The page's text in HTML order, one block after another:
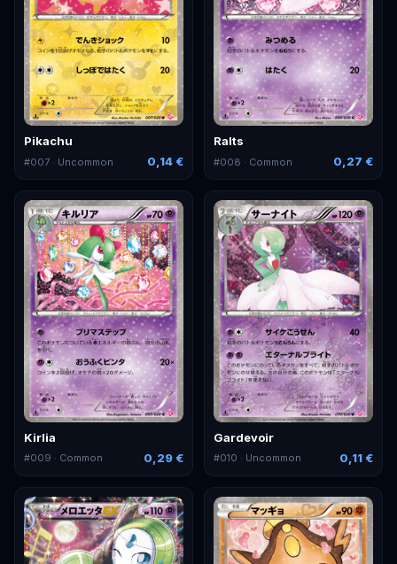
Pikachu
#007 · Uncommon 0,14 €
Ralts
#008 · Common 0,27 €
Kirlia
#009 · Common 0,29 €
Gardevoir
#010 · Uncommon 0,11 €